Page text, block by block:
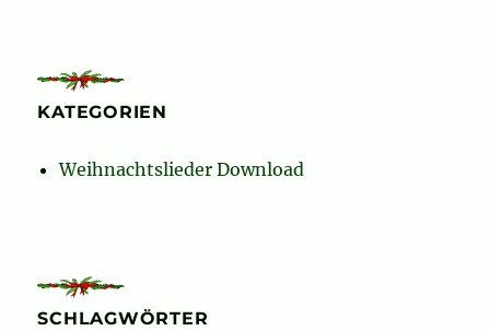
KATEGORIEN
Weihnachtslieder Download
SCHLAGWÖRTER